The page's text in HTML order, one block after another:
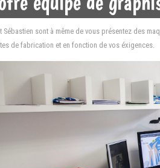
Sébastien sont à même de vous présentez des
de fabrication et en fonction de vos éxigences.